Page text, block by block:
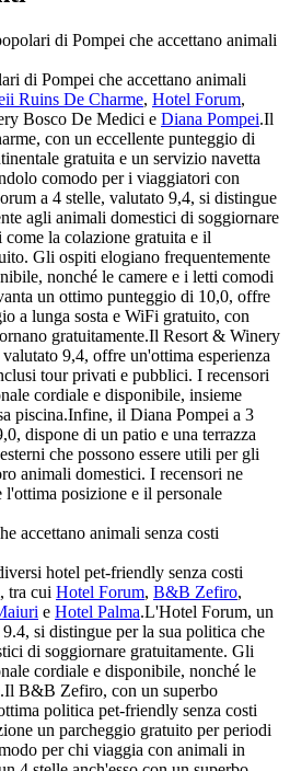
di Pompei che accettano animali
di Pompei che accettano animali
Ruins De Charme, Hotel Forum,
Bosco De Medici e Diana Pompei.Il
con un eccellente punteggio di
gratuita e un servizio navetta
comodo per i viaggiatori con
a 4 stelle, valutato 9,4, si distingue
agli animali domestici di soggiornare
la colazione gratuita e il
Gli ospiti elogiano frequentemente
nonché le camere e i letti comodi
un ottimo punteggio di 10,0, offre
a lunga sosta e WiFi gratuito, con
gratuitamente.Il Resort & Winery
9,4, offre un'ottima esperienza
tour privati e pubblici. I recensori
cordiale e disponibile, insieme
piscina.Infine, il Diana Pompei a 3
dispone di un patio e una terrazza
che possono essere utili per gli
animali domestici. I recensori ne
l'ottima posizione e il personale
accettano animali senza costi
hotel pet-friendly senza costi
tra cui Hotel Forum, B&B Zefiro,
e Hotel Palma.L'Hotel Forum, un
si distingue per la sua politica che
di soggiornare gratuitamente. Gli
cordiale e disponibile, nonché le
B&B Zefiro, con un superbo
politica pet-friendly senza costi
un parcheggio gratuito per periodi
per chi viaggia con animali in